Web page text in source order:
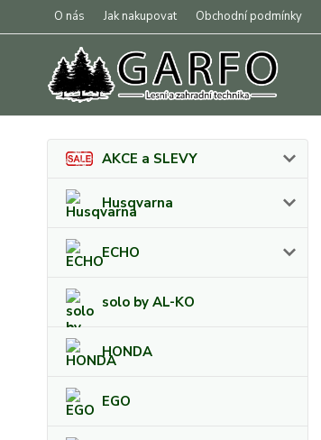
O nás Jak nakupovat Obchodní podmínky
AKCE a SLEVY
Husqvarna
ECHO
solo by AL-KO
HONDA
EGO